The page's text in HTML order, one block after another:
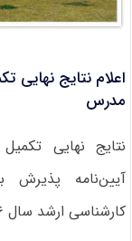
مدرس
نتایج نهایی
آیین‌نامه پذیرش
کارشناسی ارشد سال ۱۳۹۶ [...]